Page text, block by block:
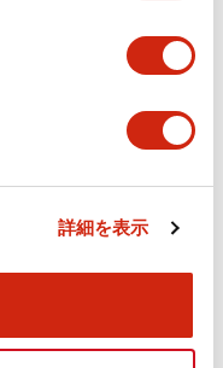
詳細を表示
LB/A6・LW シリー